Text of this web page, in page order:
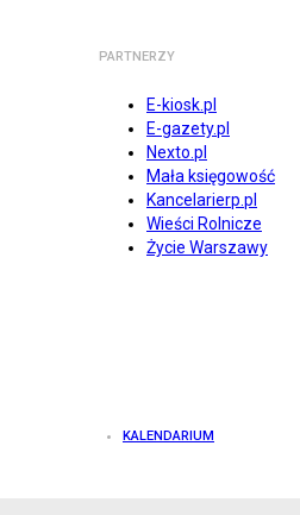
PARTNERZY
E-kiosk.pl
E-gazety.pl
Nexto.pl
Mała księgowość
Kancelarierp.pl
Wieści Rolnicze
Życie Warszawy
KALENDARIUM